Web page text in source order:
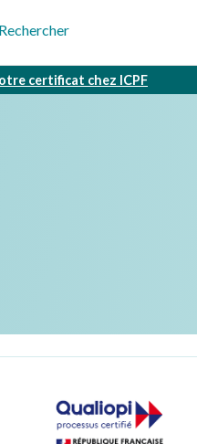
Rechercher
certificat chez ICPF